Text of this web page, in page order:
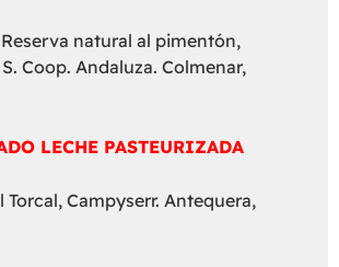
natural al pimentón,
Coop. Andaluza. Colmenar,
LECHE PASTEURIZADA
Torcal, Campyserr. Antequera,